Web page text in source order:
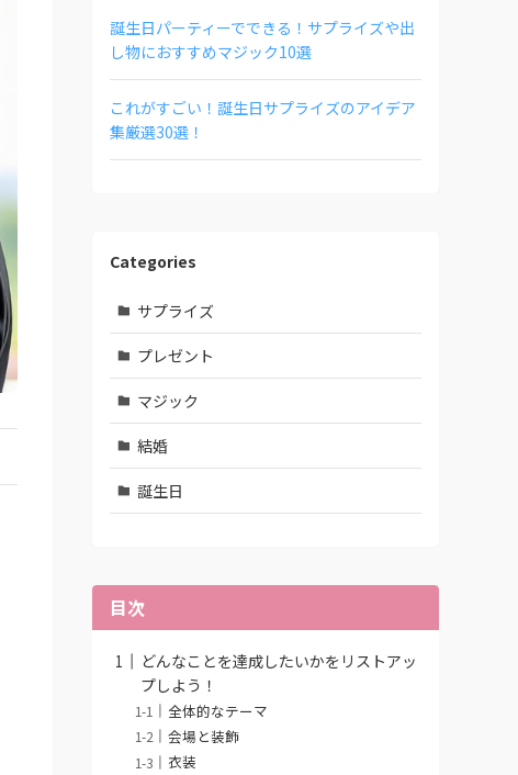
誕生日パーティーでできる！サプライズや出
し物におすすめマジック10選
これがすごい！誕生日サプライズのアイデア
集厳選30選！
Categories
サプライズ
プレゼント
マジック
結婚
誕生日
目次
どんなことを達成したいかをリストアッ
プしよう！
全体的なテーマ
会場と装飾
衣装